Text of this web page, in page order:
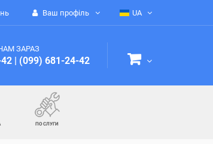
Ваш профіль UA
ЗАРАЗ
| (099) 681-24-42
ПОСЛУГИ